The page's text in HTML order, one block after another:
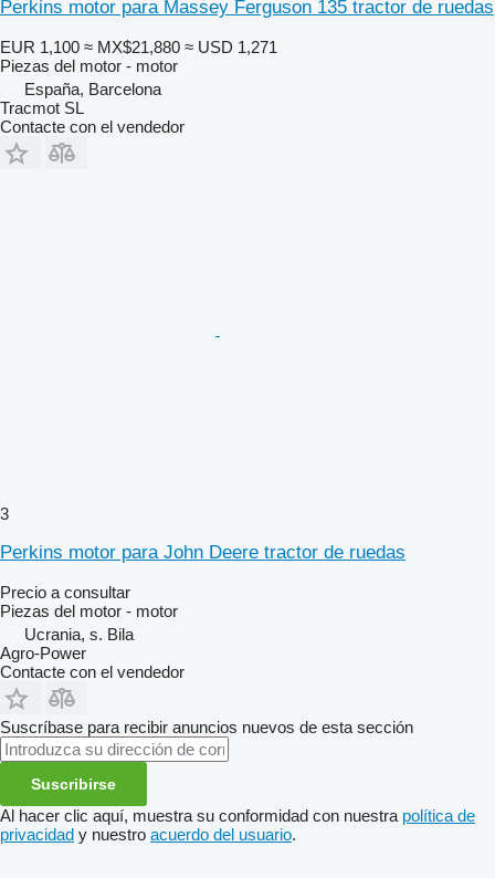
Perkins motor para Massey Ferguson 135 tractor de ruedas
EUR 1,100 ≈ MX$21,880 ≈ USD 1,271
Piezas del motor - motor
España, Barcelona
Tracmot SL
Contacte con el vendedor
3
Perkins motor para John Deere tractor de ruedas
Precio a consultar
Piezas del motor - motor
Ucrania, s. Bila
Agro-Power
Contacte con el vendedor
Suscríbase para recibir anuncios nuevos de esta sección
Suscribirse
Al hacer clic aquí, muestra su conformidad con nuestra política de
privacidad y nuestro acuerdo del usuario.